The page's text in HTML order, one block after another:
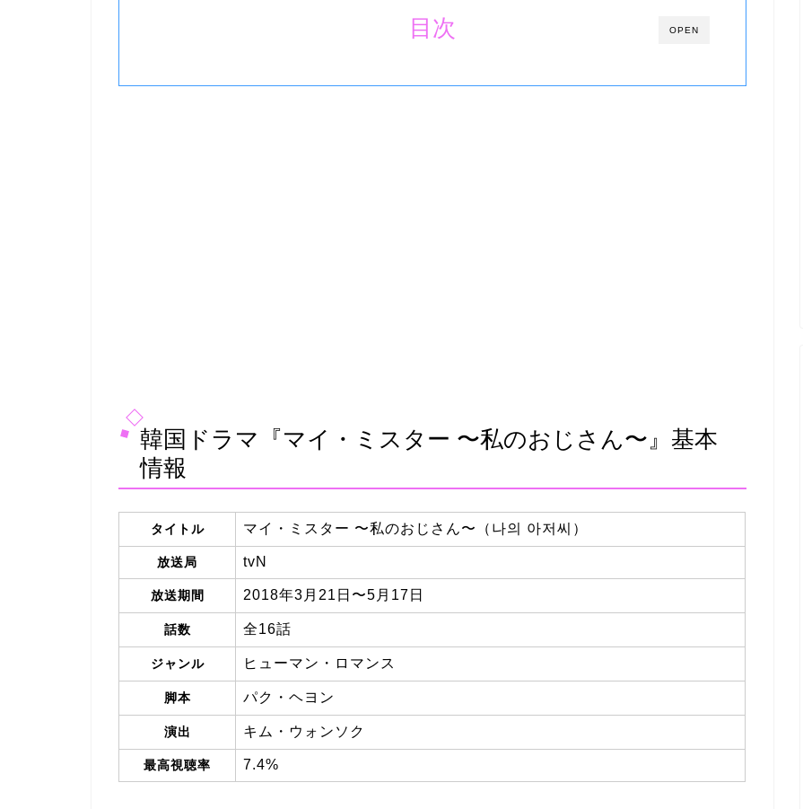
OPEN
目次
韓国ドラマ『マイ・ミスター 〜私のおじさん〜』基本
情報
タイトル マイ・ミスター 〜私のおじさん〜（나의 아저씨）
放送局 tvN
放送期間 2018年3月21日〜5月17日
話数 全16話
ジャンル ヒューマン・ロマンス
脚本 パク・ヘヨン
演出 キム・ウォンソク
最高視聴率 7.4%